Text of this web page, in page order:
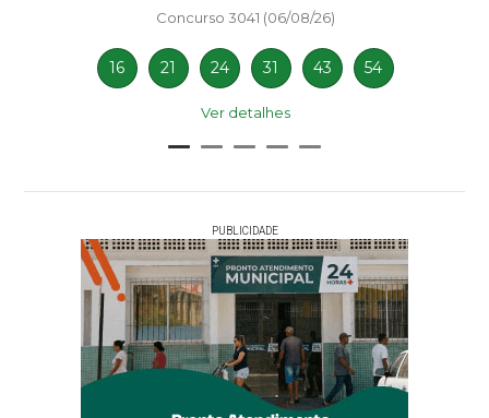
Concurso 3041 (06/08/26)
16 21 24 31 43 54
Ver detalhes
PUBLICIDADE